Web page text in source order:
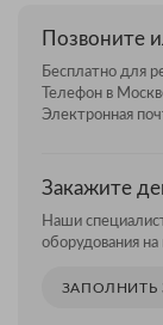
Позвоните
Бесплатно для
Телефон в
Электронная
Закажите
Наши
оборудования
ЗАПОЛНИТЬ